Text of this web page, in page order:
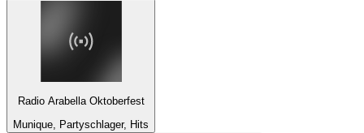
Radio Arabella Oktoberfest
Munique, Partyschlager, Hits